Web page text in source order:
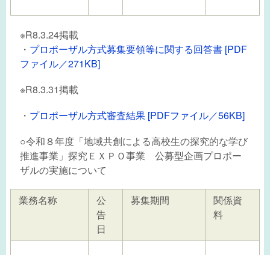
※R8.3.24掲載
・ プロポーザル方式募集要領等に関する回答書 [PDF
ファイル／271KB]
※R8.3.31掲載
・ プロポーザル方式審査結果 [PDFファイル／56KB]
○令和８年度「地域共創による高校生の探究的な学び
推進事業」探究ＥＸＰＯ事業 公募型企画プロポー
ザルの実施について
業務名称
公
告
日
募集期間
関係資
料